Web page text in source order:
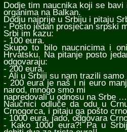
Dodje tim naucnika koji se
organima na Balkan.
Dodju najprije u Srbiju i pitaju
- Posto jedan prosjecan srpski
Srbi im kazu:
- 100 eura.
Skupo to bilo naucnicima i
Hrvatsku. Na pitanje posto
odgovaraju:
- 200 eura.
- Ali u Srbiji su nam trazili samo
- 200 eura je naš i ni euro
narod, mnogo smo mi
napredovali u odnosu na Srbe …
Naučnici odluče da odu u
Crnogorca, i pitaju ga pošto
- 1000 eura, jado, odgovara
- Kako 1000 eura?! Pa u